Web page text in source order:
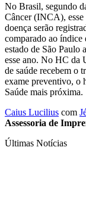
No Brasil, segundo
Câncer (INCA), esse
doença serão
comparado ao índice
estado de São Paulo
esse ano. No HC da
de saúde recebem o
exame preventivo, o
Saúde mais próxima.
Caius Lucilius com
Assessoria de
Últimas Notícias